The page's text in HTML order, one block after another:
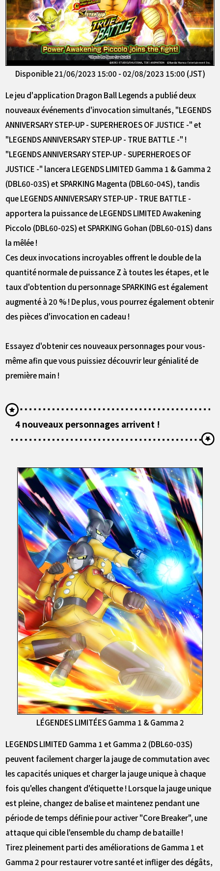
Disponible 21/06/2023 15:00 - 02/08/2023 15:00 (JST)
Le jeu d'application Dragon Ball Legends a publié deux
nouveaux événements d'invocation simultanés, "LEGENDS
ANNIVERSARY STEP-UP - SUPERHEROES OF JUSTICE -" et
"LEGENDS ANNIVERSARY STEP-UP - TRUE BATTLE -" !
"LEGENDS ANNIVERSARY STEP-UP - SUPERHEROES OF
JUSTICE -" lancera LEGENDS LIMITED Gamma 1 & Gamma 2
(DBL60-03S) et SPARKING Magenta (DBL60-04S), tandis
que LEGENDS ANNIVERSARY STEP-UP - TRUE BATTLE -
apportera la puissance de LEGENDS LIMITED Awakening
Piccolo (DBL60-02S) et SPARKING Gohan (DBL60-01S) dans
la mêlée !
Ces deux invocations incroyables offrent le double de la
quantité normale de puissance Z à toutes les étapes, et le
taux d'obtention du personnage SPARKING est également
augmenté à 20 % ! De plus, vous pourrez également obtenir
des pièces d'invocation en cadeau !
Essayez d'obtenir ces nouveaux personnages pour vous-
même afin que vous puissiez découvrir leur génialité de
première main !
4 nouveaux personnages arrivent !
LÉGENDES LIMITÉES Gamma 1 & Gamma 2
LEGENDS LIMITED Gamma 1 et Gamma 2 (DBL60-03S)
peuvent facilement charger la jauge de commutation avec
les capacités uniques et charger la jauge unique à chaque
fois qu'elles changent d'étiquette ! Lorsque la jauge unique
est pleine, changez de balise et maintenez pendant une
période de temps définie pour activer "Core Breaker", une
attaque qui cible l'ensemble du champ de bataille !
Tirez pleinement parti des améliorations de Gamma 1 et
Gamma 2 pour restaurer votre santé et infliger des dégâts,